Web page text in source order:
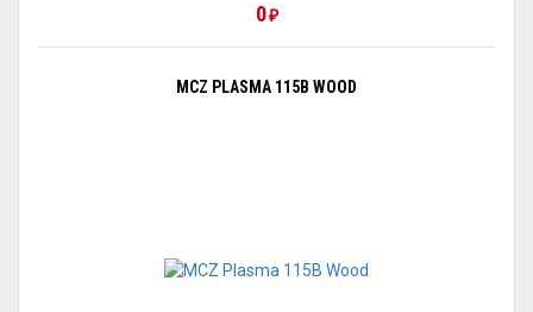
0₽
MCZ PLASMA 115B WOOD